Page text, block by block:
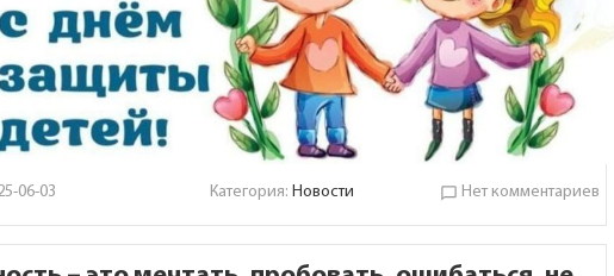
06-03 Категория: Новости chat_bubble_outline Нет комментариев